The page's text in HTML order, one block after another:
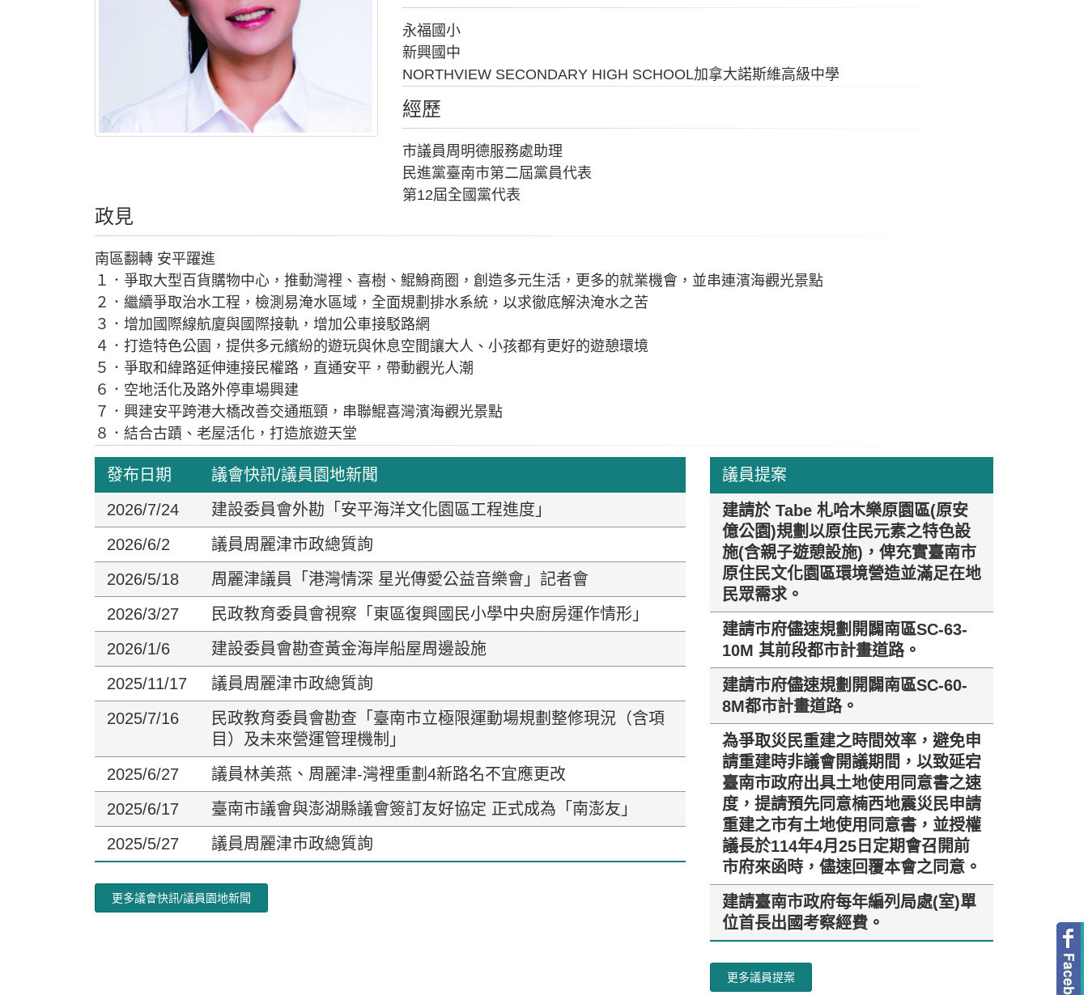
永福國小
新興國中
NORTHVIEW SECONDARY HIGH SCHOOL加拿大諾斯維高級中學
經歷
市議員周明德服務處助理
民進黨臺南市第二屆黨員代表
第12屆全國黨代表
政見
南區翻轉 安平躍進
１．爭取大型百貨購物中心，推動灣裡、喜樹、鯤鯓商圈，創造多元生活，更多的就業機會，並串連濱海觀光景點
２．繼續爭取治水工程，檢測易淹水區域，全面規劃排水系統，以求徹底解決淹水之苦
３．增加國際線航廈與國際接軌，增加公車接駁路網
４．打造特色公園，提供多元繽紛的遊玩與休息空間讓大人、小孩都有更好的遊憩環境
５．爭取和緯路延伸連接民權路，直通安平，帶動觀光人潮
６．空地活化及路外停車場興建
７．興建安平跨港大橋改善交通瓶頸，串聯鯤喜灣濱海觀光景點
８．結合古蹟、老屋活化，打造旅遊天堂
發布日期
議會快訊/議員園地新聞
2026/7/24
建設委員會外勘「安平海洋文化園區工程進度」
2026/6/2
議員周麗津市政總質詢
2026/5/18
周麗津議員「港灣情深 星光傳愛公益音樂會」記者會
2026/3/27
民政教育委員會視察「東區復興國民小學中央廚房運作情形」
2026/1/6
建設委員會勘查黃金海岸船屋周邊設施
2025/11/17
議員周麗津市政總質詢
2025/7/16
民政教育委員會勘查「臺南市立極限運動場規劃整修現況（含項
目）及未來營運管理機制」
2025/6/27
議員林美燕、周麗津-灣裡重劃4新路名不宜應更改
2025/6/17
臺南市議會與澎湖縣議會簽訂友好協定 正式成為「南澎友」
2025/5/27
議員周麗津市政總質詢
更多議會快訊/議員園地新聞
議員提案
建請於 Tabe 札哈木樂原園區(原安
億公園)規劃以原住民元素之特色設
施(含親子遊憩設施)，俾充實臺南市
原住民文化園區環境營造並滿足在地
民眾需求。
建請市府儘速規劃開闢南區SC-63-
10M 其前段都市計畫道路。
建請市府儘速規劃開闢南區SC-60-
8M都市計畫道路。
為爭取災民重建之時間效率，避免申
請重建時非議會開議期間，以致延宕
臺南市政府出具土地使用同意書之速
度，提請預先同意楠西地震災民申請
重建之市有土地使用同意書，並授權
議長於114年4月25日定期會召開前
市府來函時，儘速回覆本會之同意。
建請臺南市政府每年編列局處(室)單
位首長出國考察經費。
更多議員提案